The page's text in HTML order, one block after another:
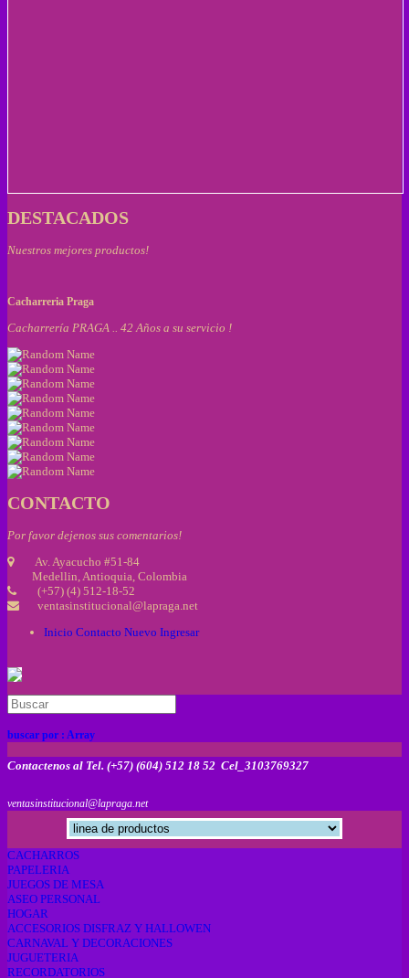
DESTACADOS
Nuestros mejores productos!
Cacharreria Praga
Cacharrería PRAGA .. 42 Años a su servicio !
CONTACTO
Por favor dejenos sus comentarios!
Av. Ayacucho #51-84
Medellin, Antioquia, Colombia
(+57) (4) 512-18-52
ventasinstitucional@lapraga.net
Inicio Contacto Nuevo Ingresar
buscar por : Array
Contactenos al Tel. (+57) (604) 512 18 52 Cel_3103769327
ventasinstitucional@lapraga.net
CACHARROS
PAPELERIA
JUEGOS DE MESA
ASEO PERSONAL
HOGAR
ACCESORIOS DISFRAZ Y HALLOWEN
CARNAVAL Y DECORACIONES
JUGUETERIA
RECORDATORIOS